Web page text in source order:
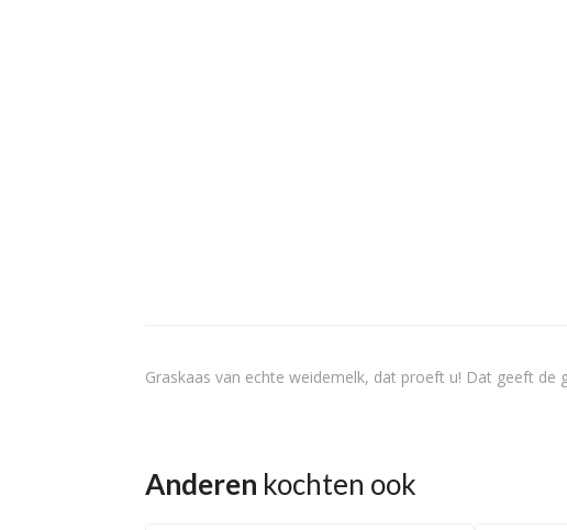
Graskaas van echte weidemelk, dat proeft u! Dat geeft de
Anderen kochten ook